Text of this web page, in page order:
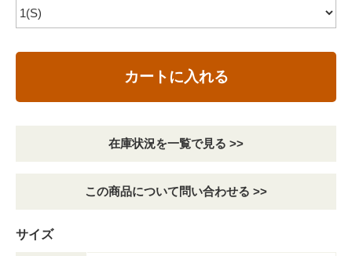
カートに入れる
在庫状況を一覧で見る >>
この商品について問い合わせる >>
サイズ